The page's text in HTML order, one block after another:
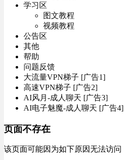
学习区
图文教程
视频教程
公告区
其他
帮助
问题反馈
大流量VPN梯子 [广告1]
高速VPN梯子 [广告2]
AI风月-成人聊天 [广告3]
AI电子魅魔-成人聊天 [广告4]
页面不存在
该页面可能因为如下原因无法访问